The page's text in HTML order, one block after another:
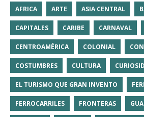
AFRICA ARTE ASIA CENTRAL
CAPITALES CARIBE CARNAVAL
CENTROAMÉRICA COLONIAL
COSTUMBRES CULTURA
EL TURISMO QUE GRAN INVENTO
FERROCARRILES FRONTERAS